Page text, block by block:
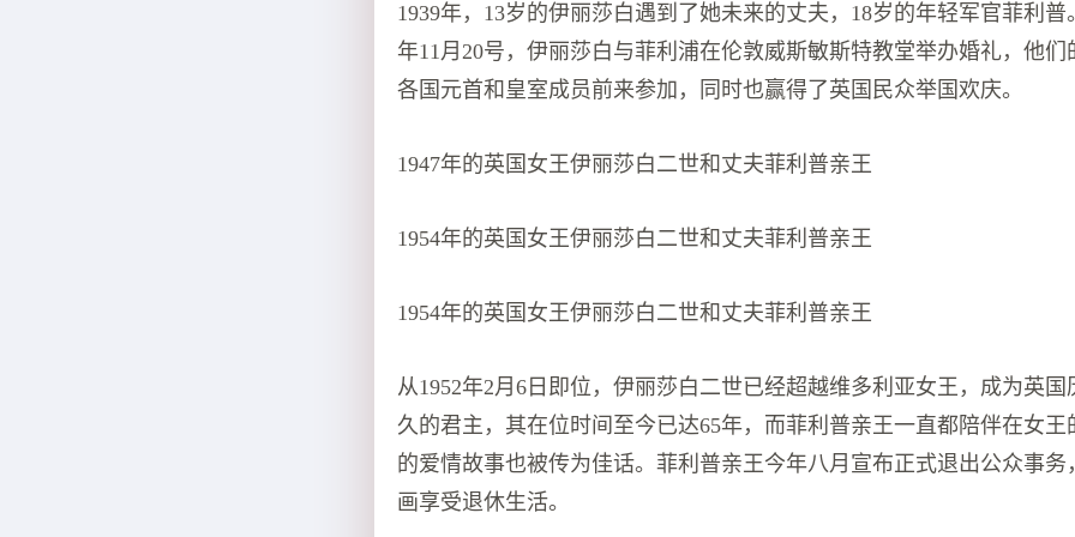
1939年，13岁的伊丽莎白遇到了她未来的丈夫，18岁的年轻军官菲利普
年11月20号，伊丽莎白与菲利浦在伦敦威斯敏斯特教堂举办婚礼，他们
各国元首和皇室成员前来参加，同时也赢得了英国民众举国欢庆。
1947年的英国女王伊丽莎白二世和丈夫菲利普亲王
1954年的英国女王伊丽莎白二世和丈夫菲利普亲王
1954年的英国女王伊丽莎白二世和丈夫菲利普亲王
从1952年2月6日即位，伊丽莎白二世已经超越维多利亚女王，成为英国
久的君主，其在位时间至今已达65年，而菲利普亲王一直都陪伴在女王
的爱情故事也被传为佳话。菲利普亲王今年八月宣布正式退出公众事务
画享受退休生活。